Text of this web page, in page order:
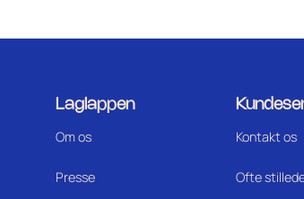
Laglappen
Om os
Presse
Kontakt os
Ofte